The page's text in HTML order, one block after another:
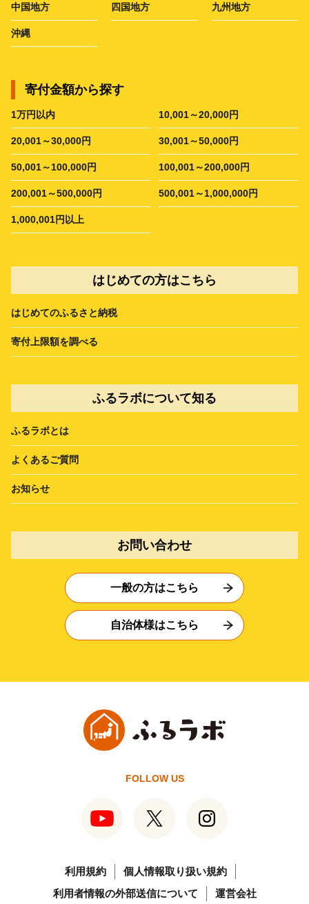
中国地方 四国地方 九州地方
沖縄
寄付金額から探す
1万円以内 10,001～20,000円
20,001～30,000円 30,001～50,000円
50,001～100,000円 100,001～200,000円
200,001～500,000円 500,001～1,000,000円
1,000,001円以上
はじめての方はこちら
はじめてのふるさと納税
寄付上限額を調べる
ふるラボについて知る
ふるラボとは
よくあるご質問
お知らせ
お問い合わせ
一般の方はこちら
自治体様はこちら
FOLLOW US
利用規約
個人情報取り扱い規約
利用者情報の外部送信について
運営会社